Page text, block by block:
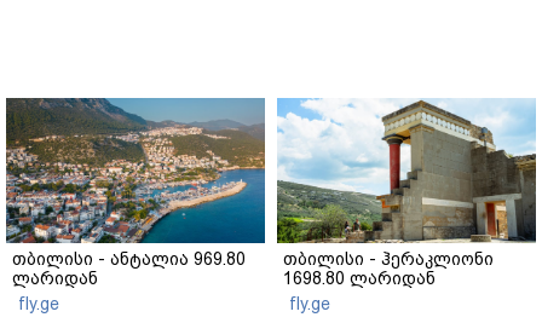
თბილისი - ანტალია 969.80
ლარიდან
fly.ge
თბილისი - ჰერაკლიონი
1698.80 ლარიდან
fly.ge